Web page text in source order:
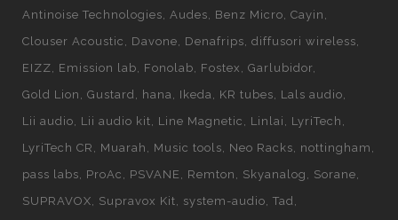
Antinoise Technologies Audes Benz Micro Cayin
Clouser Acoustic
Davone Denafrips diffusori wireless
EIZZ
Emission lab Fonolab Fostex
Garlubidor
Gold Lion
Gustard hana Ikeda KR tubes
Lals audio
Lii audio
Lii audio kit Line Magnetic Linlai
LyriTech
LyriTech CR
Muarah Music tools Neo Racks
nottingham
pass labs
ProAc PSVANE Remton Skyanalog
Sorane
SUPRAVOX
Supravox Kit system-audio Tad